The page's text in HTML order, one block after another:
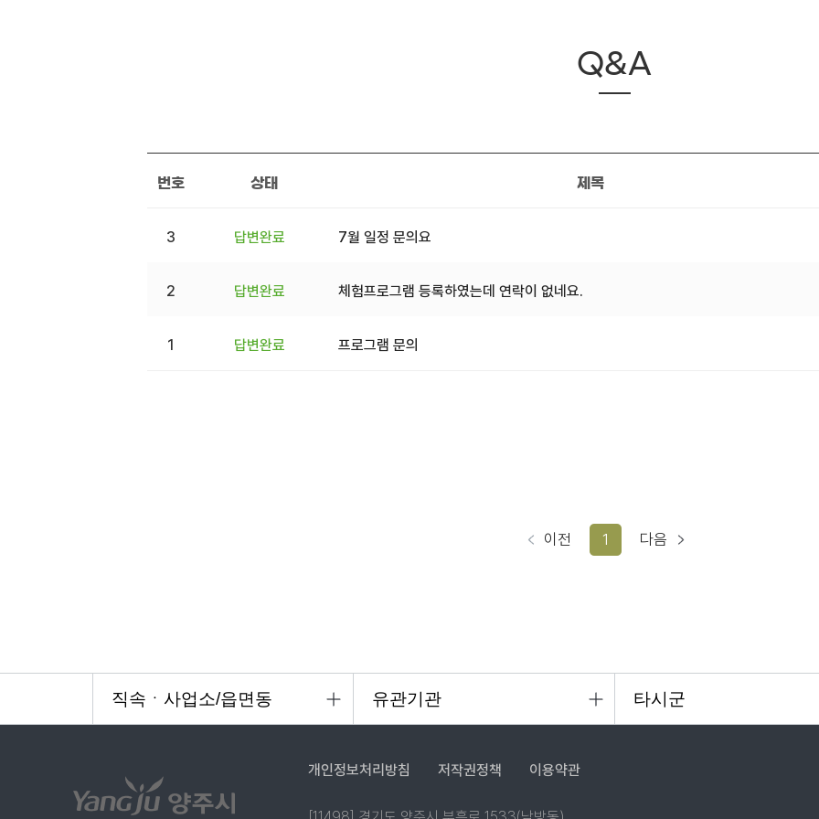
Q&A
번호 상태 제목
3 답변완료 7월 일정 문의요
2 답변완료 체험프로그램 등록하였는데 연락이 없네요.
1 답변완료 프로그램 문의
이전 1 다음
개인정보처리방침 저작권정책 이용약관